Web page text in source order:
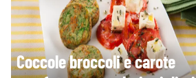
Coccole broccoli e carote